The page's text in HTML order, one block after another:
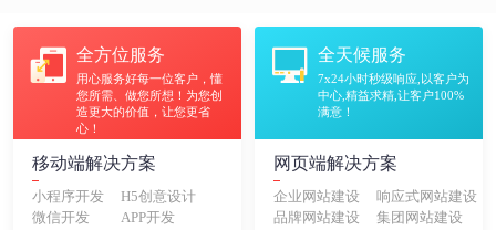
全方位服务
用心服务好每一位客户，懂
您所需、做您所想！为您创
造更大的价值，让您更省
心！
移动端解决方案
小程序开发
微信开发
H5创意设计
APP开发
全天候服务
7x24小时秒级响应,以客户为
中心,精益求精,让客户100%
满意！
网页端解决方案
企业网站建设
品牌网站建设
响应式网站建设
集团网站建设